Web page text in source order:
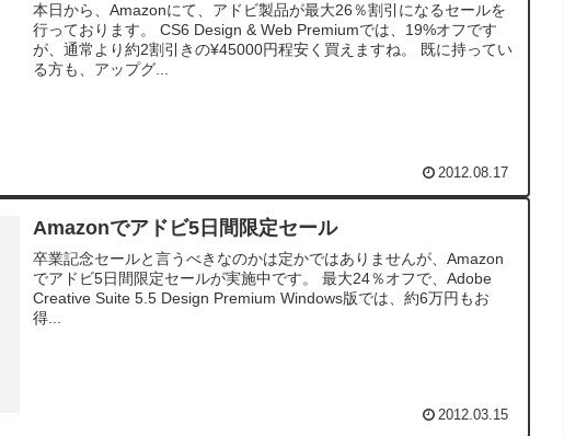
本日から、Amazonにて、アドビ製品が最大26％割引になるセールを
行っております。 CS6 Design & Web Premiumでは、19%オフです
が、通常より約2割引きの¥45000円程安く買えますね。 既に持ってい
る方も、アップグ...
2012.08.17
Amazonでアドビ5日間限定セール
卒業記念セールと言うべきなのかは定かではありませんが、Amazon
でアドビ5日間限定セールが実施中です。 最大24％オフで、Adobe
Creative Suite 5.5 Design Premium Windows版では、約6万円もお
得...
2012.03.15